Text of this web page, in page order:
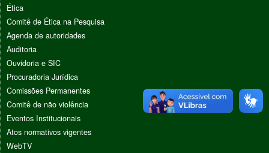
Ética
Comitê de Ética na Pesquisa
Agenda de autoridades
Auditoria
Ouvidoria e SIC
Procuradoria Jurídica
Comissões Permanentes
Comitê de não violência
Eventos Institucionais
Atos normativos vigentes
WebTV